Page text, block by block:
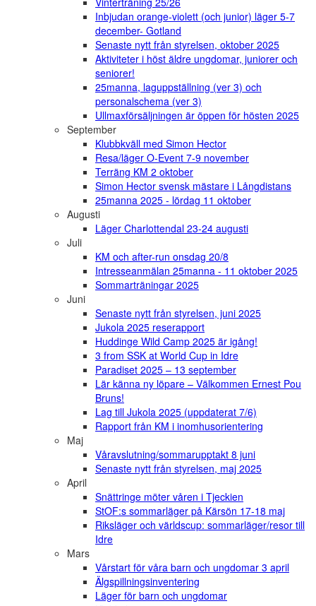
Inbjudan orange-violett (och junior) läger 5-7
december- Gotland
Senaste nytt från styrelsen, oktober 2025
Aktiviteter i höst äldre ungdomar, juniorer och
seniorer!
25manna, laguppställning (ver 3) och
personalschema (ver 3)
Ullmaxförsäljningen är öppen för hösten 2025
September
Klubbkväll med Simon Hector
Resa/läger O-Event 7-9 november
Terräng KM 2 oktober
Simon Hector svensk mästare i Långdistans
25manna 2025 - lördag 11 oktober
Augusti
Läger Charlottendal 23-24 augusti
Juli
KM och after-run onsdag 20/8
Intresseanmälan 25manna - 11 oktober 2025
Sommarträningar 2025
Juni
Senaste nytt från styrelsen, juni 2025
Jukola 2025 reserapport
Huddinge Wild Camp 2025 är igång!
3 from SSK at World Cup in Idre
Paradiset 2025 – 13 september
Lär känna ny löpare – Välkommen Ernest Pou
Bruns!
Lag till Jukola 2025 (uppdaterat 7/6)
Rapport från KM i inomhusorientering
Maj
Våravslutning/sommarupptakt 8 juni
Senaste nytt från styrelsen, maj 2025
April
Snättringe möter våren i Tjeckien
StOF:s sommarläger på Kärsön 17-18 maj
Riksläger och världscup: sommarläger/resor till
Idre
Mars
Vårstart för våra barn och ungdomar 3 april
Älgspillningsinventering
Läger för barn och ungdomar